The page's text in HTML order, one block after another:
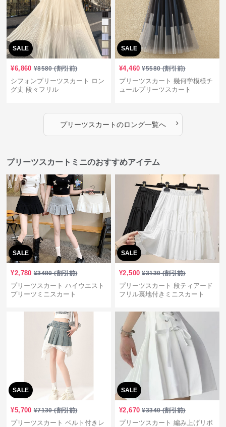
SALE
¥6,860 ¥8580(割引前)
シフォンプリーツスカート ロン
グ丈 段々フリル
SALE
¥4,460 ¥5580(割引前)
プリーツスカート 幾何学模様チ
ュールプリーツスカート
プリーツスカートのロング一覧へ ›
プリーツスカートミニのおすすめアイテム
SALE
¥2,780 ¥3480(割引前)
プリーツスカート ハイウエスト
プリーツミニスカート
SALE
¥2,500 ¥3130(割引前)
プリーツスカート 段ティアード
フリル裏地付きミニスカート
SALE
¥5,700 ¥7130(割引前)
プリーツスカート ベルト付きレ
SALE
¥2,670 ¥3340(割引前)
プリーツスカート 編み上げリボ